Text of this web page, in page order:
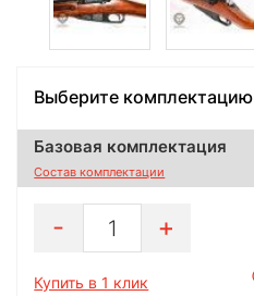
Выберите комплектацию
Базовая комплектация
Состав комплектации
1
Купить в 1 клик